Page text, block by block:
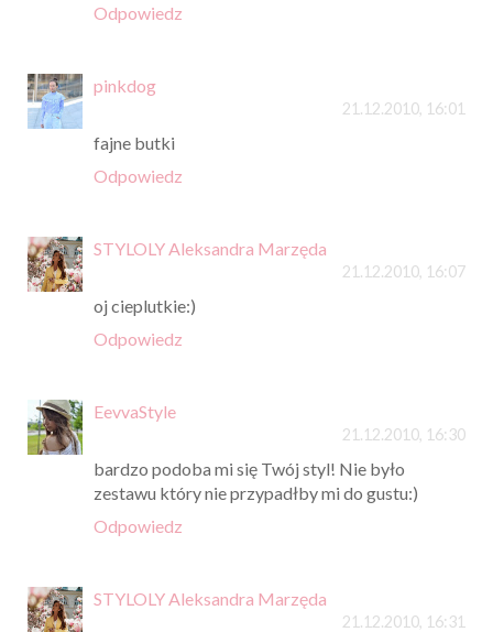
Odpowiedz
pinkdog
21.12.2010, 16:01
fajne butki
Odpowiedz
STYLOLY Aleksandra Marzęda
21.12.2010, 16:07
oj cieplutkie:)
Odpowiedz
EevvaStyle
21.12.2010, 16:30
bardzo podoba mi się Twój styl! Nie było
zestawu który nie przypadłby mi do gustu:)
Odpowiedz
STYLOLY Aleksandra Marzęda
21.12.2010, 16:31